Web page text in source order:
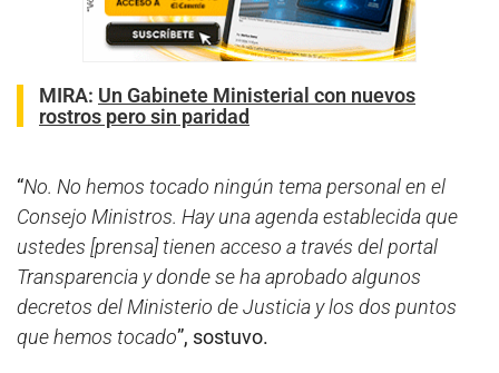
MIRA: Un Gabinete Ministerial con nuevos
rostros pero sin paridad
“No. No hemos tocado ningún tema personal en el
Consejo Ministros. Hay una agenda establecida que
ustedes [prensa] tienen acceso a través del portal
Transparencia y donde se ha aprobado algunos
decretos del Ministerio de Justicia y los dos puntos
que hemos tocado”, sostuvo.